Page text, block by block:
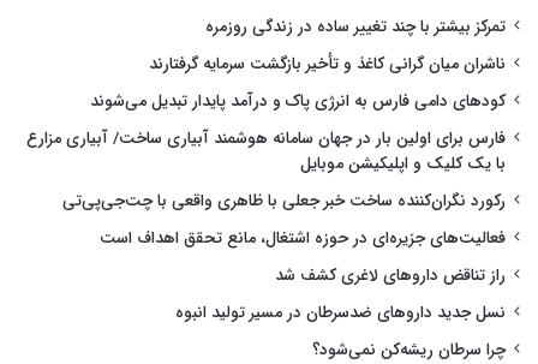
تمرکز بیشتر با چند تغییر ساده در زندگی روزمره
ناشران میان گرانی کاغذ و تأخیر بازگشت سرمایه گرفتارند
کودهای دامی فارس به انرژی پاک و درآمد پایدار تبدیل می‌شوند
فارس برای اولین بار در جهان سامانه هوشمند آبیاری ساخت/ آبیاری مزارع
با یک کلیک و اپلیکیشن موبایل
رکورد نگران‌کننده ساخت خبر جعلی با ظاهری واقعی با چت‌جی‌پی‌تی
فعالیت‌های جزیره‌ای در حوزه اشتغال، مانع تحقق اهداف است
راز تناقض داروهای لاغری کشف شد
نسل جدید داروهای ضدسرطان در مسیر تولید انبوه
چرا سرطان ریشه‌کن نمی‌شود؟